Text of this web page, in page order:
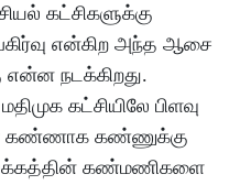
கட்சிகளுக்கு
என்கிற அந்த ஆசை
நடக்கிறது.
கட்சியிலே பிளவு
கண்ணாக கண்ணுக்கு
கண்மணிகளை